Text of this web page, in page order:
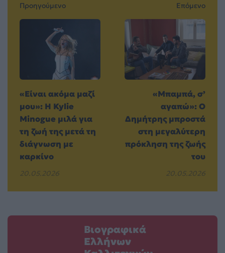
Προηγούμενο
«Είναι ακόμα μαζί
μου»: Η Kylie
Minogue μιλά για
τη ζωή της μετά τη
διάγνωση με
καρκίνο
20.05.2026
Επόμενο
«Μπαμπά, σ’
αγαπώ»: Ο
Δημήτρης μπροστά
στη μεγαλύτερη
πρόκληση της ζωής
του
20.05.2026
Βιογραφικά
Ελλήνων